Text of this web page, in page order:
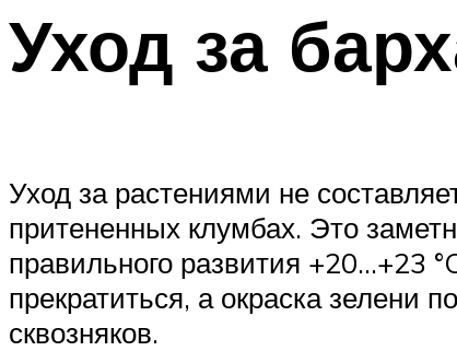
Уход за
Уход за растениями не
притененных клумбах. Это
правильного развития +20…+23
прекратиться, а окраска зелени
сквозняков.